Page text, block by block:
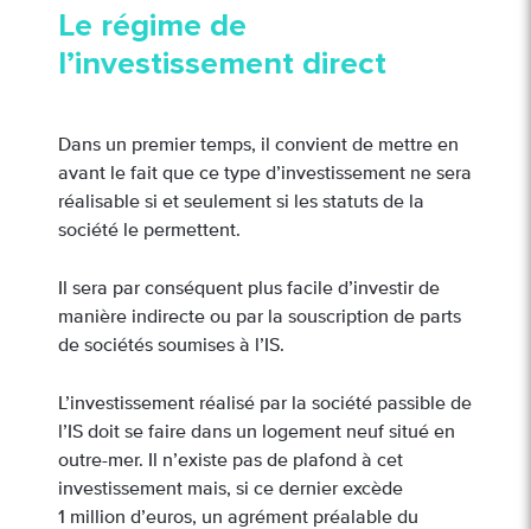
Le régime de
l’investissement direct
Dans un premier temps, il convient de mettre en
avant le fait que ce type d’investissement ne sera
réalisable si et seulement si les statuts de la
société le permettent.
Il sera par conséquent plus facile d’investir de
manière indirecte ou par la souscription de parts
de sociétés soumises à l’IS.
L’investissement réalisé par la société passible de
l’IS doit se faire dans un logement neuf situé en
outre-mer. Il n’existe pas de plafond à cet
investissement mais, si ce dernier excède
1 million d’euros, un agrément préalable du